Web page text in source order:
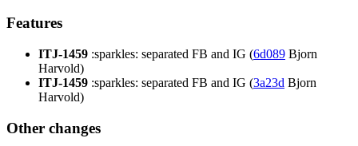
Features
ITJ-1459 :sparkles: separated FB and IG (6d089 Bjorn
Harvold)
ITJ-1459 :sparkles: separated FB and IG (3a23d Bjorn
Harvold)
Other changes